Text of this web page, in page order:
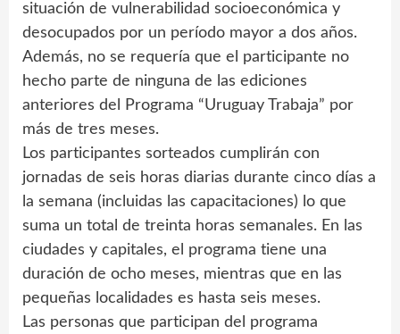
situación de vulnerabilidad socioeconómica y
desocupados por un período mayor a dos años.
Además, no se requería que el participante no
hecho parte de ninguna de las ediciones
anteriores del Programa “Uruguay Trabaja” por
más de tres meses.
Los participantes sorteados cumplirán con
jornadas de seis horas diarias durante cinco días a
la semana (incluidas las capacitaciones) lo que
suma un total de treinta horas semanales. En las
ciudades y capitales, el programa tiene una
duración de ocho meses, mientras que en las
pequeñas localidades es hasta seis meses.
Las personas que participan del programa